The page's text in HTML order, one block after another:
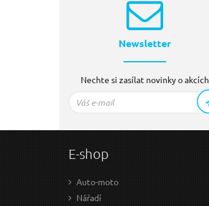
Newsletter
Nechte si zasílat novinky o akcích
E-shop
Auto-moto
Nářadí